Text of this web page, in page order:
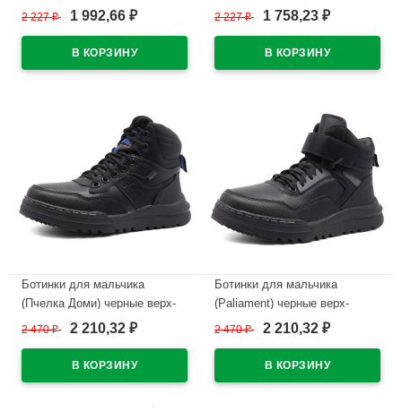
кожа подкладка
dz-F371-2A
2 227₽ 1 992,66 ₽
кожа подкладка
dz-F371-3A
2 227₽ 1 758,23 ₽
Ботинки для мальчика
(Пчелка Доми) черные верх-
искусственная кожа
артикул tyg-F371-1A
2 470₽ 2 210,32 ₽
Ботинки для мальчика
(Paliament) черные верх-
искусственная кожа
артикул tyg-F371-8A
2 470₽ 2 210,32 ₽